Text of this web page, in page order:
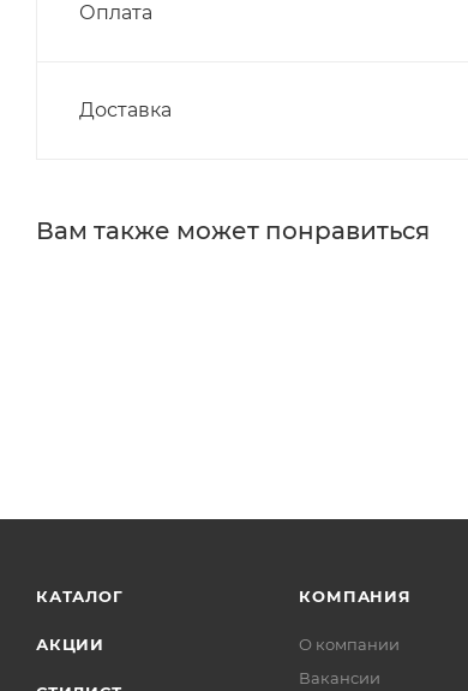
Оплата
Доставка
Вам также может понравиться
КАТАЛОГ
АКЦИИ
КОМПАНИЯ
О компании
Вакансии